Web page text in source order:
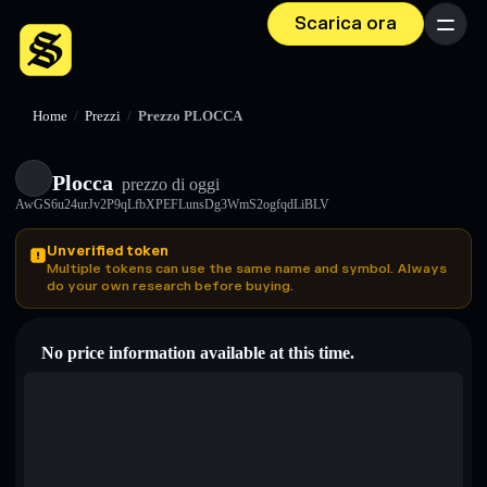
Scarica ora Menu
Home / Prezzi / Prezzo PLOCCA
Plocca prezzo di oggi
AwGS6u24urJv2P9qLfbXPEFLunsDg3WmS2ogfqdLiBLV
Unverified token
Multiple tokens can use the same name and symbol. Always
do your own research before buying.
No price information available at this time.